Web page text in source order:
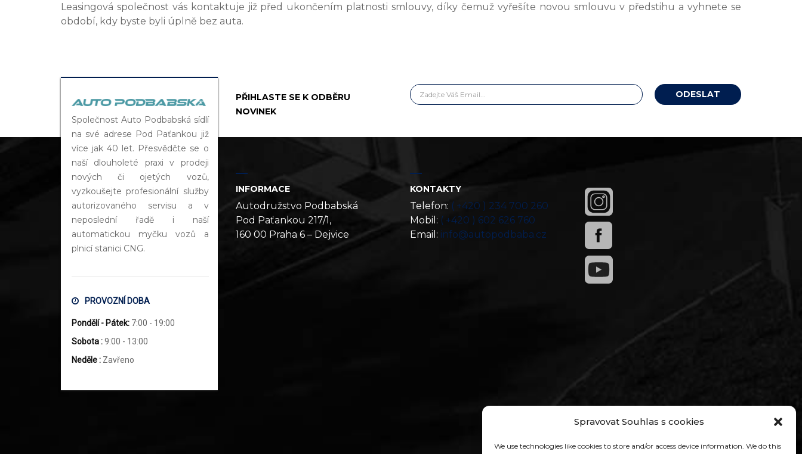
Spravovat Souhlas s cookies
We use technologies like cookies to store and/or access device information. We do this
Leasingová společnost vás kontaktuje již před ukončením platnosti smlouvy, díky čemuž vyřešíte novou smlouvu v předstihu a vyhnete se
období, kdy byste byli úplně bez auta.
PŘIHLASTE SE K ODBĚRU
NOVINEK
Společnost Auto Podbabská sídlí
na své adrese Pod Paťankou již
více jak 40 let. Přesvědčte se o
naší dlouholeté praxi v prodeji
nových či ojetých vozů,
vyzkoušejte profesionální služby
autorizovaného servisu a v
neposlední řadě i naší
automatickou myčku vozů a
plnicí stanici CNG.
PROVOZNÍ DOBA
Pondělí - Pátek: 7:00 - 19:00
Sobota :9:00 - 13:00
Neděle : Zavřeno
INFORMACE
Autodružstvo Podbabská
Pod Paťankou 217/1,
160 00 Praha 6 – Dejvice
KONTAKTY
Telefon: ( +420 ) 234 700 260
Mobil: ( +420 ) 602 626 760
Email: info@autopodbaba.cz